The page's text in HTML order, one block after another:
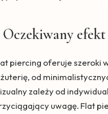
Oczekiwany
piercing oferuje szeroki
od
zależy od
uwagę. Flat